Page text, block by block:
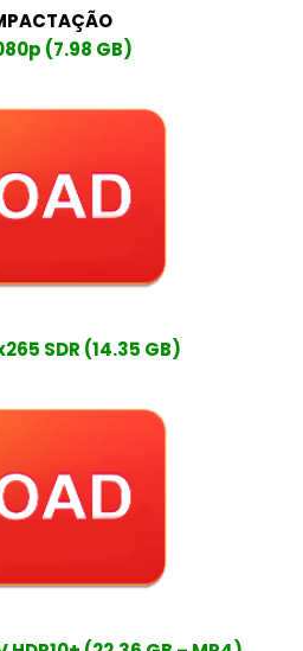
(7.98 GB)
SDR (14.35 GB)